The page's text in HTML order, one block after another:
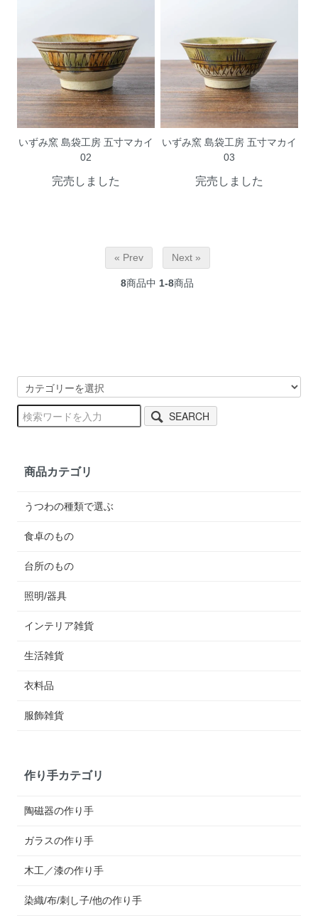
いずみ窯 島袋工房 五寸マカイ
02
完売しました
いずみ窯 島袋工房 五寸マカイ
03
完売しました
« Prev Next »
8商品中 1-8商品
SEARCH
商品カテゴリ
うつわの種類で選ぶ
食卓のもの
台所のもの
照明/器具
インテリア雑貨
生活雑貨
衣料品
服飾雑貨
作り手カテゴリ
陶磁器の作り手
ガラスの作り手
木工／漆の作り手
染織/布/刺し子/他の作り手